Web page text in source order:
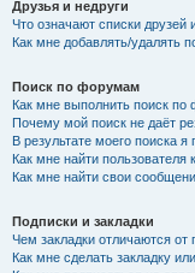
Друзья и недруги
Что означают списки друзей
Как мне добавлять/удалять
Поиск по форумам
Как мне выполнить поиск
Почему мой поиск не даёт
В результате моего поиска
Как мне найти пользователя
Как мне найти свои
Подписки и закладки
Чем закладки отличаются от
Как мне сделать закладку